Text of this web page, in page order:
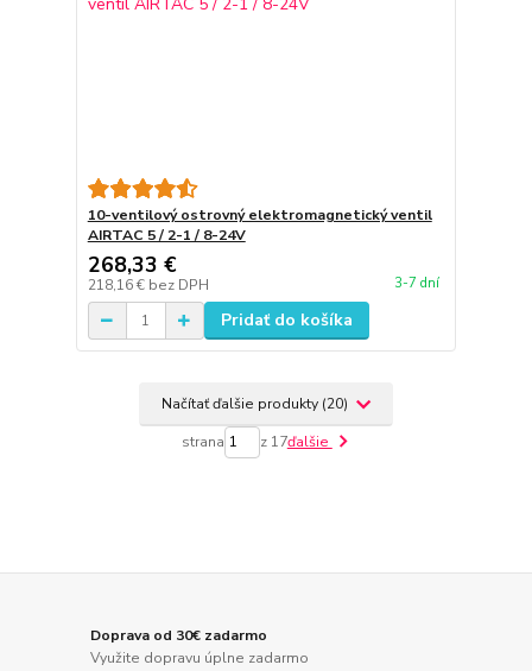
10-ventilový ostrovný elektromagnetický ventil
AIRTAC 5 / 2-1 / 8-24V
268,33 €
218,16 € bez DPH 3-7 dní
Pridať do košíka
Načítať ďalšie produkty (20)
strana z 17ďalšie
Doprava od 30€ zadarmo
Využite dopravu úplne zadarmo